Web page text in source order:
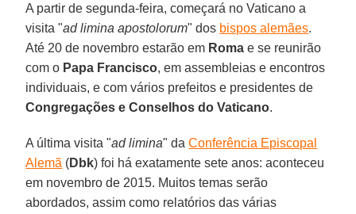
A partir de segunda-feira, começará no Vaticano a
visita "ad limina apostolorum" dos bispos alemães.
Até 20 de novembro estarão em Roma e se reunirão
com o Papa Francisco, em assembleias e encontros
individuais, e com vários prefeitos e presidentes de
Congregações e Conselhos do Vaticano.
A última visita "ad limina" daConferência Episcopal
Alemã (Dbk) foi há exatamente sete anos: aconteceu
em novembro de 2015. Muitos temas serão
abordados, assim como relatórios das várias